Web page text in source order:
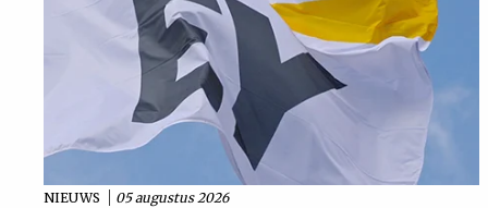
NIEUWS 05 augustus 2026